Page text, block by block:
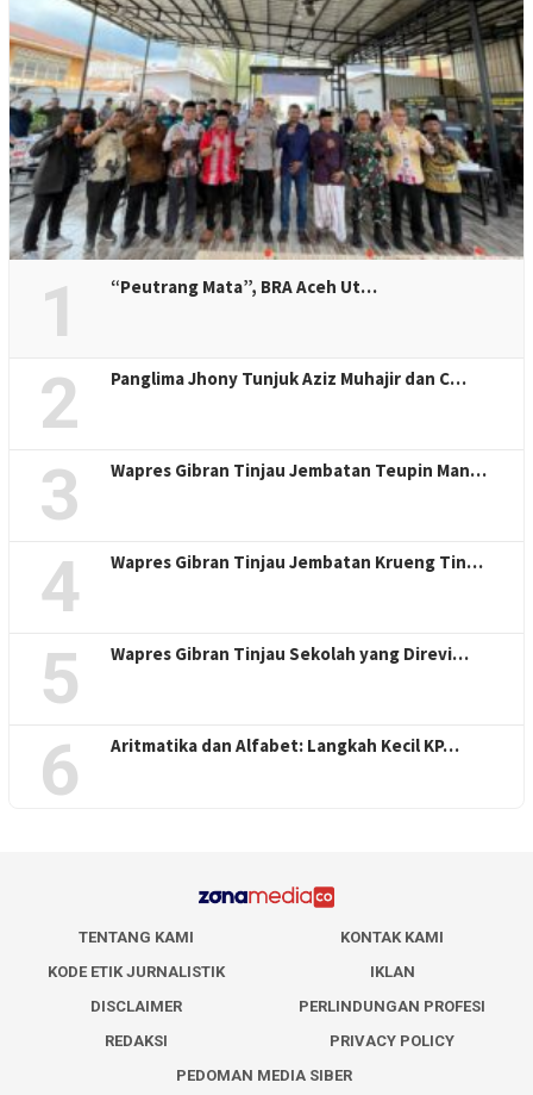
1 “Peutrang Mata”, BRA Aceh Ut…
2 Panglima Jhony Tunjuk Aziz Muhajir dan C…
3 Wapres Gibran Tinjau Jembatan Teupin Man…
4 Wapres Gibran Tinjau Jembatan Krueng Tin…
5 Wapres Gibran Tinjau Sekolah yang Direvi…
6 Aritmatika dan Alfabet: Langkah Kecil KP…
TENTANG KAMI
KONTAK KAMI
KODE ETIK JURNALISTIK
IKLAN
DISCLAIMER
PERLINDUNGAN PROFESI
REDAKSI
PRIVACY POLICY
PEDOMAN MEDIA SIBER